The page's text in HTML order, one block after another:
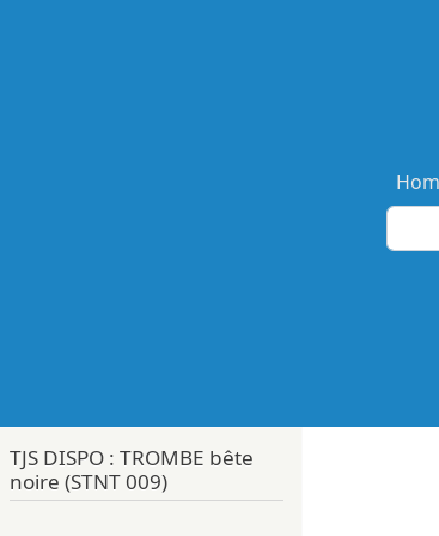
TJS DISPO : TROMBE bête
noire (STNT 009)